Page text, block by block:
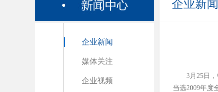
企业新闻
媒体关注
企业视频
企业新闻
3月25日
当选2009年度